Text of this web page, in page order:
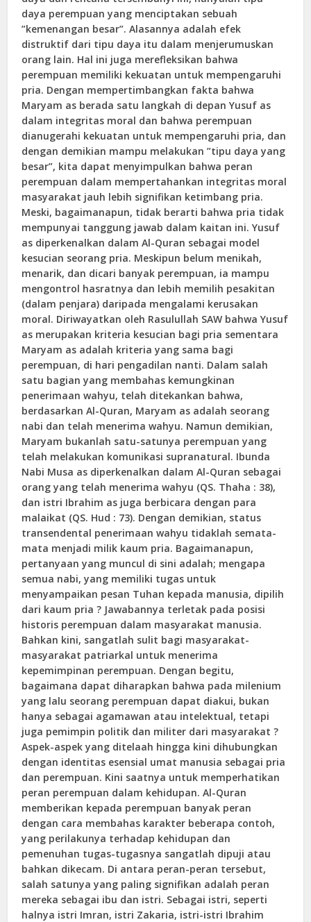
daya perempuan yang menciptakan sebuah
”kemenangan besar”. Alasannya adalah efek
distruktif dari tipu daya itu dalam menjerumuskan
orang lain. Hal ini juga merefleksikan bahwa
perempuan memiliki kekuatan untuk mempengaruhi
pria. Dengan mempertimbangkan fakta bahwa
Maryam as berada satu langkah di depan Yusuf as
dalam integritas moral dan bahwa perempuan
dianugerahi kekuatan untuk mempengaruhi pria, dan
dengan demikian mampu melakukan ”tipu daya yang
besar”, kita dapat menyimpulkan bahwa peran
perempuan dalam mempertahankan integritas moral
masyarakat jauh lebih signifikan ketimbang pria.
Meski, bagaimanapun, tidak berarti bahwa pria tidak
mempunyai tanggung jawab dalam kaitan ini. Yusuf
as diperkenalkan dalam Al-Quran sebagai model
kesucian seorang pria. Meskipun belum menikah,
menarik, dan dicari banyak perempuan, ia mampu
mengontrol hasratnya dan lebih memilih pesakitan
(dalam penjara) daripada mengalami kerusakan
moral. Diriwayatkan oleh Rasulullah SAW bahwa Yusuf
as merupakan kriteria kesucian bagi pria sementara
Maryam as adalah kriteria yang sama bagi
perempuan, di hari pengadilan nanti. Dalam salah
satu bagian yang membahas kemungkinan
penerimaan wahyu, telah ditekankan bahwa,
berdasarkan Al-Quran, Maryam as adalah seorang
nabi dan telah menerima wahyu. Namun demikian,
Maryam bukanlah satu-satunya perempuan yang
telah melakukan komunikasi supranatural. Ibunda
Nabi Musa as diperkenalkan dalam Al-Quran sebagai
orang yang telah menerima wahyu (QS. Thaha : 38),
dan istri Ibrahim as juga berbicara dengan para
malaikat (QS. Hud : 73). Dengan demikian, status
transendental penerimaan wahyu tidaklah semata-
mata menjadi milik kaum pria. Bagaimanapun,
pertanyaan yang muncul di sini adalah; mengapa
semua nabi, yang memiliki tugas untuk
menyampaikan pesan Tuhan kepada manusia, dipilih
dari kaum pria ? Jawabannya terletak pada posisi
historis perempuan dalam masyarakat manusia.
Bahkan kini, sangatlah sulit bagi masyarakat-
masyarakat patriarkal untuk menerima
kepemimpinan perempuan. Dengan begitu,
bagaimana dapat diharapkan bahwa pada milenium
yang lalu seorang perempuan dapat diakui, bukan
hanya sebagai agamawan atau intelektual, tetapi
juga pemimpin politik dan militer dari masyarakat ?
Aspek-aspek yang ditelaah hingga kini dihubungkan
dengan identitas esensial umat manusia sebagai pria
dan perempuan. Kini saatnya untuk memperhatikan
peran perempuan dalam kehidupan. Al-Quran
memberikan kepada perempuan banyak peran
dengan cara membahas karakter beberapa contoh,
yang perilakunya terhadap kehidupan dan
pemenuhan tugas-tugasnya sangatlah dipuji atau
bahkan dikecam. Di antara peran-peran tersebut,
salah satunya yang paling signifikan adalah peran
mereka sebagai ibu dan istri. Sebagai istri, seperti
halnya istri Imran, istri Zakaria, istri-istri Ibrahim